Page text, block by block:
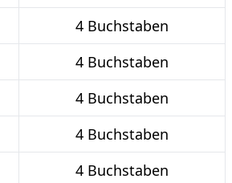
4 Buchstaben
4 Buchstaben
4 Buchstaben
4 Buchstaben
4 Buchstaben